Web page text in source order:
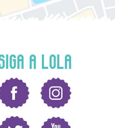
A LOLA